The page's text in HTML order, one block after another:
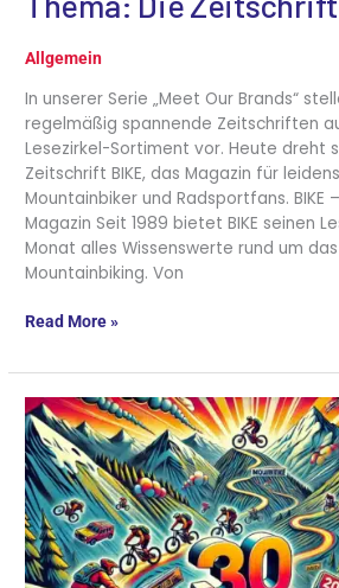
Allgemein
In unserer Serie „Meet Our Brands“
regelmäßig spannende Zeitschriften
Lesezirkel-Sortiment vor. Heute dreht
Zeitschrift BIKE, das Magazin für
Mountainbiker und Radsportfans. BIKE
Magazin Seit 1989 bietet BIKE seinen
Monat alles Wissenswerte rund um
Mountainbiking. Von
Read More »
30
Jahre
Zeitschrift
Mountainbike